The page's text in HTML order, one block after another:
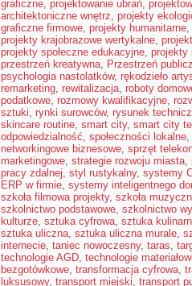
graficzne, projektowanie ubrań,
architektoniczne wnętrz, projekty
graficzne firmowe, projekty humanitarne,
projekty krajobrazowe wertykalne,
projekty społeczne edukacyjne, projekty
przestrzeń kreatywna, Przestrzeń
psychologia nastolatków, rękodzieło
remarketing, rewitalizacja, roboty
podatkowe, rozmowy kwalifikacyjne,
sztuki, rynki surowców, rysunek
skincare routine, smart city, smart city
odpowiedzialność, społeczności lokalne,
networkingowe biznesowe, sprzęt
marketingowe, strategie rozwoju miasta,
pracy zdalnej, styl rustykalny, systemy
ERP w firmie, systemy inteligentnego
szkoła filmowa projekty, szkoła
szkolnictwo podstawowe, szkolnictwo
kulturze, sztuka cyfrowa, sztuka
sztuka uliczna, sztuka uliczna murale,
internecie, taniec nowoczesny, taras,
technologie AGD, technologie
bezgotówkowe, transformacja cyfrowa,
luksusowy, transport miejski, transport